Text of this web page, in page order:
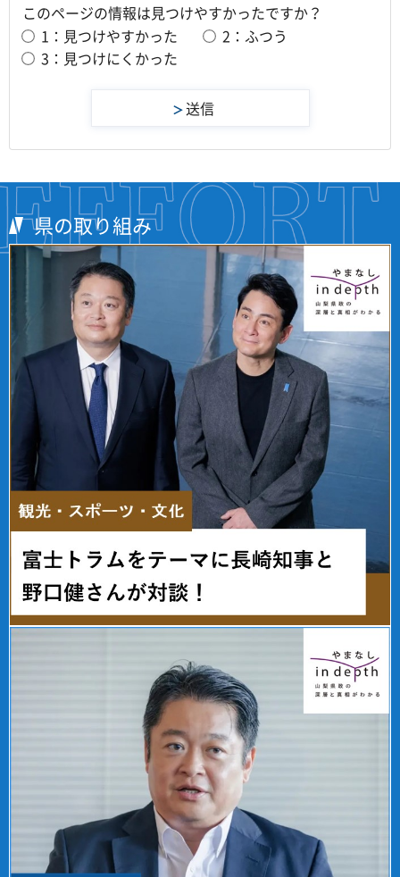
このページの情報は見つけやすかったですか？
1：見つけやすかった
2：ふつう
3：見つけにくかった
県の取り組み